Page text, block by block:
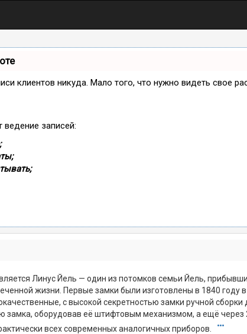
клиентов никуда. Мало того, что нужно видеть свое
записей:
Линус Йель — один из потомков семьи Йель,
жизни. Первые замки были изготовлены в 1840
с высокой секретностью замки ручной
замка, оборудовав её штифтовым механизмом, а ещё через
всех современных аналогичных приборов.